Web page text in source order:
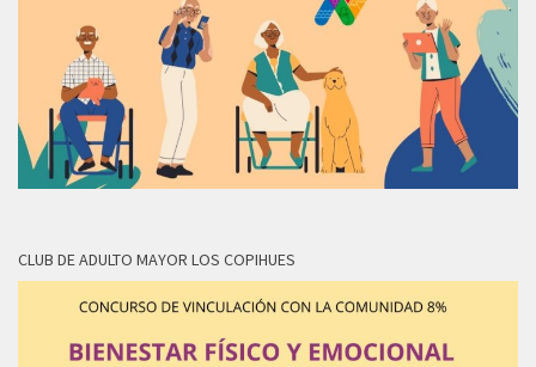
CLUB DE ADULTO MAYOR LOS COPIHUES